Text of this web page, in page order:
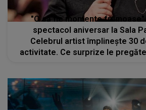
"O să fie momente frumoase".
spectacol aniversar la Sala
Celebrul artist împlinește 30
activitate. Ce surprize le